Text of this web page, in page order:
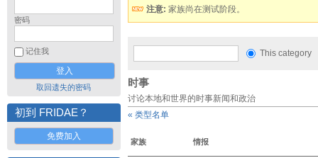
密码
记住我
取回遗失的密码
初到 FRIDAE？
免费加入
注意: 家族尚在测试阶段。
This category
时事
讨论本地和世界的时事新闻和政治
« 类型名单
家族 情报